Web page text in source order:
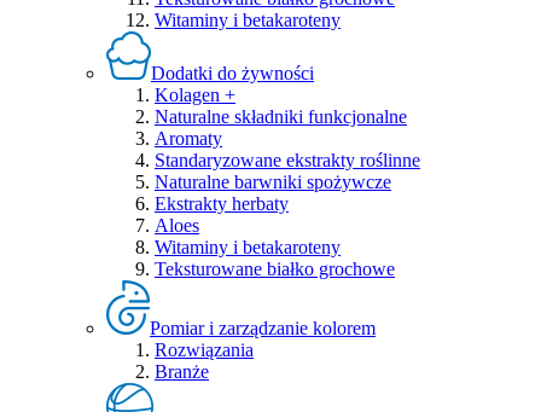
Witaminy i betakaroteny
Dodatki do żywności
Kolagen +
Naturalne składniki funkcjonalne
Aromaty
Standaryzowane ekstrakty roślinne
Naturalne barwniki spożywcze
Ekstrakty herbaty
Aloes
Witaminy i betakaroteny
Teksturowane białko grochowe
Pomiar i zarządzanie kolorem
Rozwiązania
Branże